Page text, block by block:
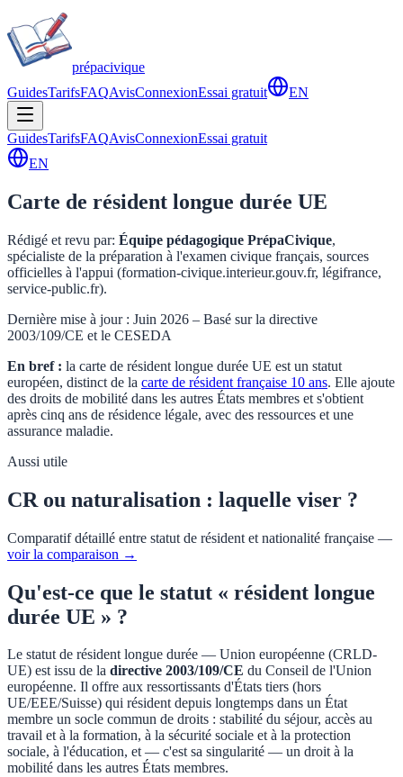
prépacivique
GuidesTarifsFAQAvisConnexionEssai gratuit EN
GuidesTarifsFAQAvisConnexionEssai gratuit
EN
Carte de résident longue durée UE
Rédigé et revu par: Équipe pédagogique PrépaCivique,
spécialiste de la préparation à l'examen civique français, sources
officielles à l'appui (formation-civique.interieur.gouv.fr, légifrance,
service-public.fr).
Dernière mise à jour : Juin 2026 – Basé sur la directive
2003/109/CE et le CESEDA
En bref : la carte de résident longue durée UE est un statut
européen, distinct de la carte de résident française 10 ans. Elle ajoute
des droits de mobilité dans les autres États membres et s'obtient
après cinq ans de résidence légale, avec des ressources et une
assurance maladie.
Aussi utile
CR ou naturalisation : laquelle viser ?
Comparatif détaillé entre statut de résident et nationalité française —
voir la comparaison →
Qu'est-ce que le statut « résident longue
durée UE » ?
Le statut de résident longue durée — Union européenne (CRLD-
UE) est issu de la directive 2003/109/CE du Conseil de l'Union
européenne. Il offre aux ressortissants d'États tiers (hors
UE/EEE/Suisse) qui résident depuis longtemps dans un État
membre un socle commun de droits : stabilité du séjour, accès au
travail et à la formation, à la sécurité sociale et à la protection
sociale, à l'éducation, et — c'est sa singularité — un droit à la
mobilité dans les autres États membres.